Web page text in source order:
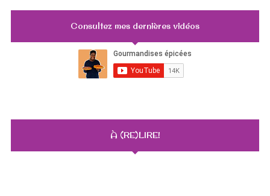
Consultez mes dernières vidéos
À (RE)LIRE!